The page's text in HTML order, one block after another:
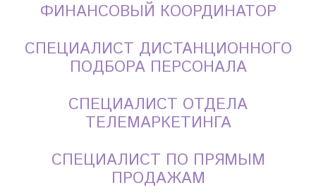
ФИНАНСОВЫЙ КООРДИНАТОР
СПЕЦИАЛИСТ ДИСТАНЦИОННОГО
ПОДБОРА ПЕРСОНАЛА
СПЕЦИАЛИСТ ОТДЕЛА
ТЕЛЕМАРКЕТИНГА
СПЕЦИАЛИСТ ПО ПРЯМЫМ
ПРОДАЖАМ